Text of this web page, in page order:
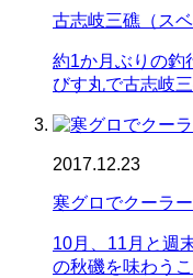
古志岐三礁（ス
約1か月ぶりの釣
びす丸で古志岐
2017.12.23
寒グロでクーラ
10月、11月と週
の秋磯を味わう